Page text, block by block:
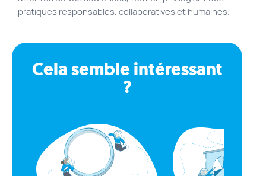
pratiques responsables, collaboratives et humaines.
Cela semble intéressant
?